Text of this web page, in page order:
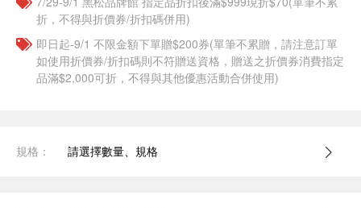
折，不得與折價券/折扣碼併用)
即日起-9/1 不限金額下單贈$200券(單筆不累贈，請注意訂單
如使用折價券/折扣碼則不符贈送資格，贈送之折價券消費指定
品滿$2,000可折，不得與其他優惠活動合併使用)
規格： 請選擇數量、規格